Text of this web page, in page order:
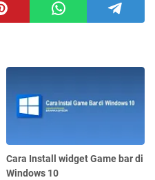
Cara Install widget Game bar di
Windows 10